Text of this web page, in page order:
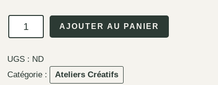
quantité
de
Crochet
(initiation)
AJOUTER AU PANIER
UGS : ND
Catégorie :
Ateliers Créatifs